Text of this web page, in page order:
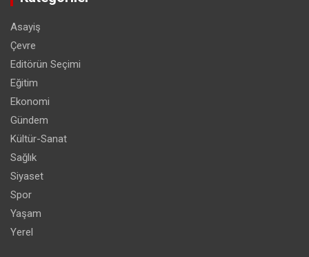
Asayiş
Çevre
Editörün Seçimi
Eğitim
Ekonomi
Gündem
Kültür-Sanat
Sağlık
Siyaset
Spor
Yaşam
Yerel